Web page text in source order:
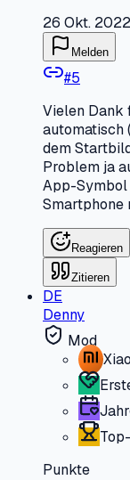
26 Okt.
Melden
#5
Vielen Dank
automatisch
dem
Problem ja
App-Symbol
Smartphone
Reagieren
Zitieren
DE
Denny
Mod
Punkte